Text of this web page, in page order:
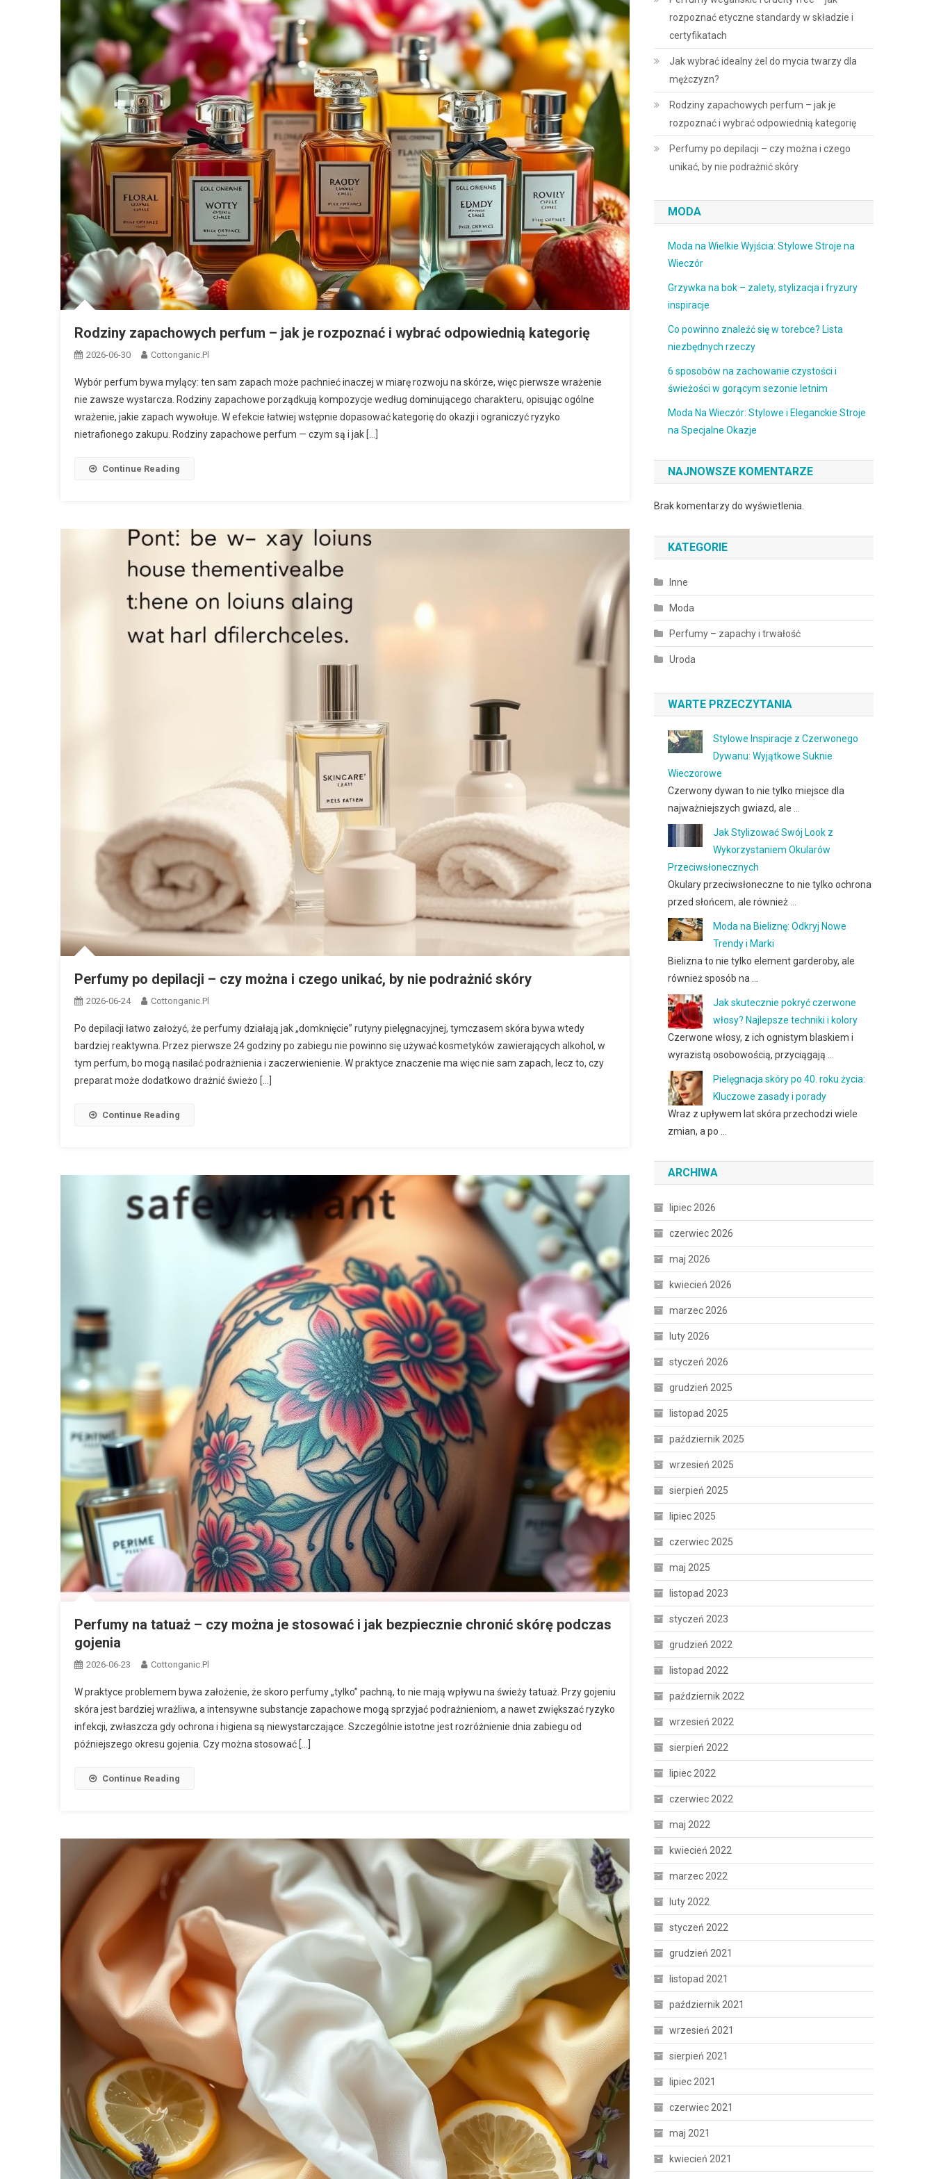
Rodziny zapachowych perfum – jak je rozpoznać i wybrać odpowiednią kategorię
2026-06-30 Cottonganic.pl
Wybór perfum bywa mylący: ten sam zapach może pachnieć inaczej w miarę rozwoju na skórze, więc pierwsze wrażenie
nie zawsze wystarcza. Rodziny zapachowe porządkują kompozycje według dominującego charakteru, opisując ogólne
wrażenie, jakie zapach wywołuje. W efekcie łatwiej wstępnie dopasować kategorię do okazji i ograniczyć ryzyko
nietrafionego zakupu. Rodziny zapachowe perfum — czym są i jak […]
Continue Reading
Perfumy po depilacji – czy można i czego unikać, by nie podrażnić skóry
2026-06-24 Cottonganic.pl
Po depilacji łatwo założyć, że perfumy działają jak „domknięcie” rutyny pielęgnacyjnej, tymczasem skóra bywa wtedy
bardziej reaktywna. Przez pierwsze 24 godziny po zabiegu nie powinno się używać kosmetyków zawierających alkohol, w
tym perfum, bo mogą nasilać podrażnienia i zaczerwienienie. W praktyce znaczenie ma więc nie sam zapach, lecz to, czy
preparat może dodatkowo drażnić świeżo […]
Continue Reading
Perfumy na tatuaż – czy można je stosować i jak bezpiecznie chronić skórę podczas
gojenia
2026-06-23 Cottonganic.pl
W praktyce problemem bywa założenie, że skoro perfumy „tylko” pachną, to nie mają wpływu na świeży tatuaż. Przy gojeniu
skóra jest bardziej wrażliwa, a intensywne substancje zapachowe mogą sprzyjać podrażnieniom, a nawet zwiększać ryzyko
infekcji, zwłaszcza gdy ochrona i higiena są niewystarczające. Szczególnie istotne jest rozróżnienie dnia zabiegu od
późniejszego okresu gojenia. Czy można stosować […]
Continue Reading
rozpoznać etyczne standardy w składzie i
certyfikatach
Jak wybrać idealny żel do mycia twarzy dla
mężczyzn?
Rodziny zapachowych perfum – jak je
rozpoznać i wybrać odpowiednią kategorię
Perfumy po depilacji – czy można i czego
unikać, by nie podrażnić skóry
MODA
Moda na Wielkie Wyjścia: Stylowe Stroje na
Wieczór
Grzywka na bok – zalety, stylizacja i fryzury
inspiracje
Co powinno znaleźć się w torebce? Lista
niezbędnych rzeczy
6 sposobów na zachowanie czystości i
świeżości w gorącym sezonie letnim
Moda Na Wieczór: Stylowe i Eleganckie Stroje
na Specjalne Okazje
NAJNOWSZE KOMENTARZE
Brak komentarzy do wyświetlenia.
KATEGORIE
Inne
Moda
Perfumy – zapachy i trwałość
Uroda
WARTE PRZECZYTANIA
Stylowe Inspiracje z Czerwonego
Dywanu: Wyjątkowe Suknie
Wieczorowe
Czerwony dywan to nie tylko miejsce dla
najważniejszych gwiazd, ale …
Jak Stylizować Swój Look z
Wykorzystaniem Okularów
Przeciwsłonecznych
Okulary przeciwsłoneczne to nie tylko ochrona
przed słońcem, ale również …
Moda na Bieliznę: Odkryj Nowe
Trendy i Marki
Bielizna to nie tylko element garderoby, ale
również sposób na …
Jak skutecznie pokryć czerwone
włosy? Najlepsze techniki i kolory
Czerwone włosy, z ich ognistym blaskiem i
wyrazistą osobowością, przyciągają …
Pielęgnacja skóry po 40. roku życia:
Kluczowe zasady i porady
Wraz z upływem lat skóra przechodzi wiele
zmian, a po …
ARCHIWA
lipiec 2026
czerwiec 2026
maj 2026
kwiecień 2026
marzec 2026
luty 2026
styczeń 2026
grudzień 2025
listopad 2025
październik 2025
wrzesień 2025
sierpień 2025
lipiec 2025
czerwiec 2025
maj 2025
listopad 2023
styczeń 2023
grudzień 2022
listopad 2022
październik 2022
wrzesień 2022
sierpień 2022
lipiec 2022
czerwiec 2022
maj 2022
kwiecień 2022
marzec 2022
luty 2022
styczeń 2022
grudzień 2021
listopad 2021
październik 2021
wrzesień 2021
sierpień 2021
lipiec 2021
czerwiec 2021
maj 2021
kwiecień 2021